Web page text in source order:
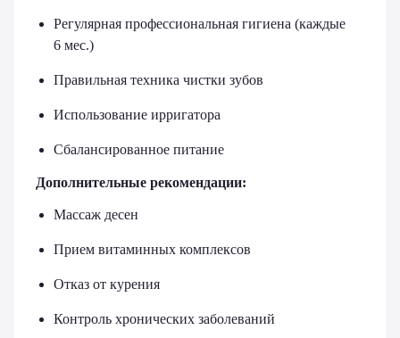
Регулярная профессиональная гигиена (каждые
6 мес.)
Правильная техника чистки зубов
Использование ирригатора
Сбалансированное питание
Дополнительные рекомендации:
Массаж десен
Прием витаминных комплексов
Отказ от курения
Контроль хронических заболеваний